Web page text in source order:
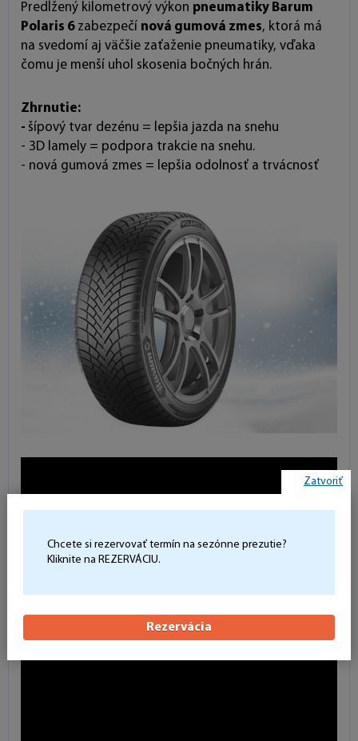
Predĺžený kilometrový výkon pneumatiky Barum
Polaris 6zabezpečí nová gumová zmes, ktorá má
na svedomí aj väčšie zaťaženie pneumatiky, vďaka
čomu je menší uhol skosenia bočných hrán.
Zhrnutie:
- šípový tvar dezénu = lepšia jazda na snehu
- 3D lamely = podpora trakcie na snehu.
- nová gumová zmes = lepšia odolnosť a trvácnosť
Zatvoriť
Chcete si rezervovať termín na sezónne prezutie?
Kliknite na REZERVÁCIU.
Rezervácia